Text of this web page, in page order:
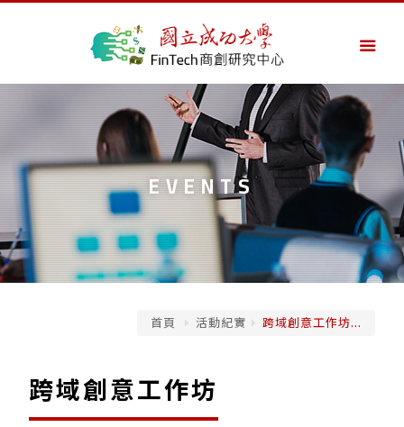
EVENTS
首頁 活動紀實 跨域創意工作坊...
跨域創意工作坊